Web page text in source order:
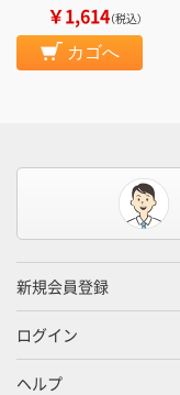
￥1,614（税込）
カゴへ
新規会員登録
ログイン
ヘルプ